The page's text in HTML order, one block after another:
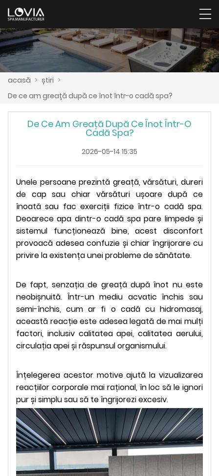
acasă > știri >
De ce am greață după ce înot într-o cadă spa?
De Ce Am Greață După Ce Înot Într-O
Cadă Spa?
2026-05-14 15:35
Unele persoane prezintă greață, vărsături, dureri
de cap sau chiar vărsături ușoare după ce
înoată sau fac exerciții fizice într-o cadă spa.
Deoarece apa dintr-o cadă spa pare limpede și
sistemul funcționează bine, acest disconfort
provoacă adesea confuzie și chiar îngrijorare cu
privire la existența unei probleme de sănătate.
De fapt, senzația de greață după înot nu este
neobișnuită. Într-un mediu acvatic închis sau
semi-închis, cum ar fi o cadă cu hidromasaj,
această reacție este adesea legată de mai mulți
factori, inclusiv calitatea apei, calitatea aerului,
circulația apei și răspunsul organismului.
Înțelegerea acestor motive ajută la vizualizarea
reacțiilor corporale mai rațional, în loc să le ignori
pur și simplu sau să te îngrijorezi excesiv.